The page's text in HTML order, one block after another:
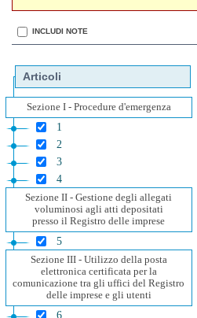
INCLUDI NOTE
Articoli
Sezione I - Procedure d'emergenza
1
2
3
4
Sezione II - Gestione degli allegati
voluminosi agli atti depositati
presso il Registro delle imprese
5
Sezione III - Utilizzo della posta
elettronica certificata per la
comunicazione tra gli uffici del Registro
delle imprese e gli utenti
6